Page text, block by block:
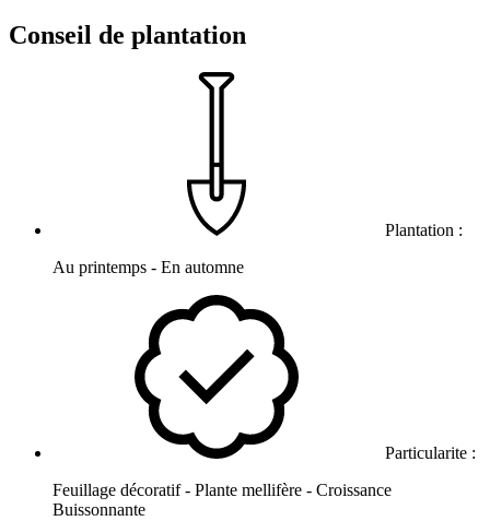
Conseil de plantation
Plantation :
Au printemps - En automne
Particularite :
Feuillage décoratif - Plante mellifère - Croissance
Buissonnante